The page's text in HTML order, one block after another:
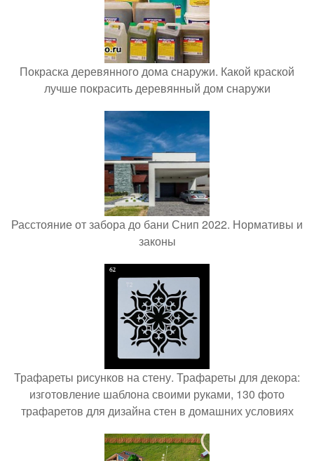
Покраска деревянного дома снаружи. Какой краской
лучше покрасить деревянный дом снаружи
Расстояние от забора до бани Снип 2022. Нормативы и
законы
Трафареты рисунков на стену. Трафареты для декора:
изготовление шаблона своими руками, 130 фото
трафаретов для дизайна стен в домашних условиях